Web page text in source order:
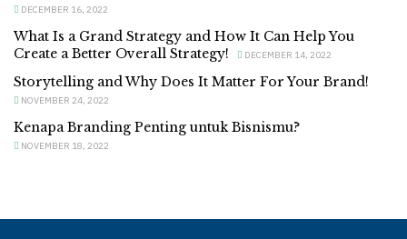
DECEMBER 16, 2022
What Is a Grand Strategy and How It Can Help You
Create a Better Overall Strategy!
DECEMBER 14, 2022
Storytelling and Why Does It Matter For Your Brand!
NOVEMBER 24, 2022
Kenapa Branding Penting untuk Bisnismu?
NOVEMBER 18, 2022